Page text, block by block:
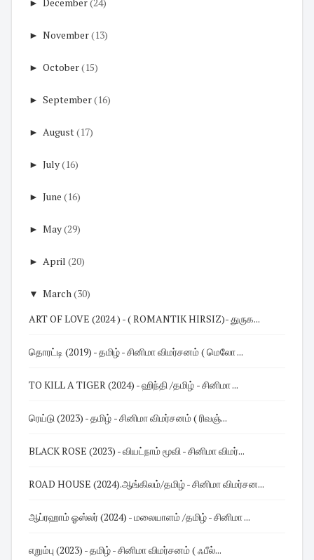
► November(13)
► October(15)
► September(16)
► August(17)
► July(16)
► June (16)
► May(29)
► April (20)
▼ March(30)
ART OF LOVE (2024 ) - ( ROMANTIK HIRSIZ)- துருக...
தொரட்டி (2019) - தமிழ் - சினிமா விமர்சனம் ( மெலோ ...
TO KILL A TIGER (2024) - ஹிந்தி /தமிழ் - சினிமா ...
ரெய்டு (2023) - தமிழ் - சினிமா விமர்சனம் ( ரிவஞ்...
BLACK ROSE (2023) - வியட்நாம் மூவி - சினிமா விமர்...
ROAD HOUSE (2024).ஆங்கிலம்/தமிழ் - சினிமா விமர்சன...
ஆப்ரஹாம் ஓஸ்லர் (2024) - மலையாளம் /தமிழ் - சினிமா ...
எறும்பு (2023) - தமிழ் - சினிமா விமர்சனம் ( ஃபீல்...